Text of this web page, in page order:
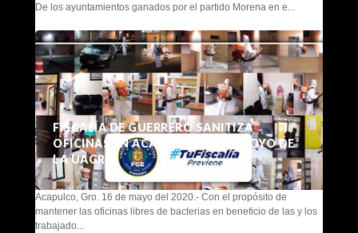
De los ayuntamientos ganados por el partido Morena en e...
FISCALÍA DE GUERRERO SANITIZA
OFICINAS EN ACAPULCO CON APOYO DE
LA UAGRO
Acapulco, Gro. 16 de mayo del 2020.- Con el propósito de
mantener las oficinas libres de bacterias en beneficio de las y los
trabajado...